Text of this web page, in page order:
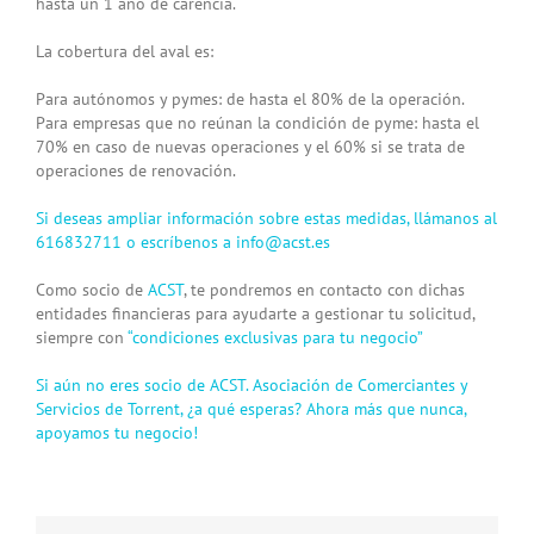
La cobertura del aval es:
Para autónomos y pymes: de hasta el 80% de la operación.
Para empresas que no reúnan la condición de pyme: hasta el
70% en caso de nuevas operaciones y el 60% si se trata de
operaciones de renovación.
Si deseas ampliar información sobre estas medidas, llámanos al
616832711 o escríbenos a info@acst.es
Como socio de ACST, te pondremos en contacto con dichas
entidades financieras para ayudarte a gestionar tu solicitud,
siempre con “condiciones exclusivas para tu negocio”
Si aún no eres socio de ACST. Asociación de Comerciantes y
Servicios de Torrent, ¿a qué esperas? Ahora más que nunca,
apoyamos tu negocio!